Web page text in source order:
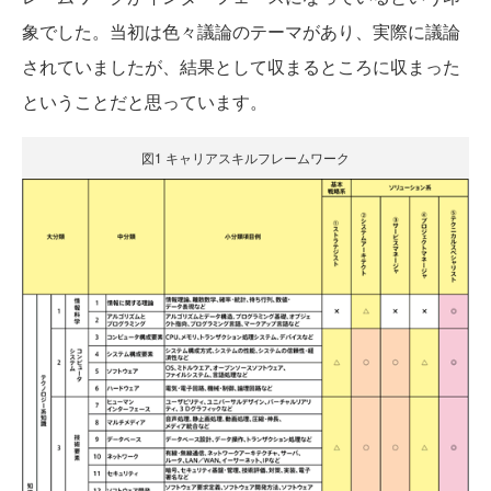
象でした。当初は色々議論のテーマがあり、実際に議論
されていましたが、結果として収まるところに収まった
ということだと思っています。
図1 キャリアスキルフレームワーク